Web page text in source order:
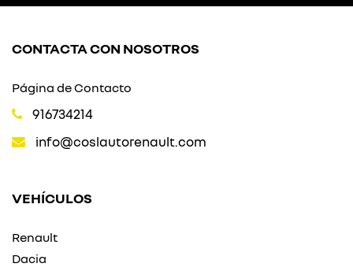
CONTACTA CON NOSOTROS
Página de Contacto
916734214
info@coslautorenault.com
VEHÍCULOS
Renault
Dacia